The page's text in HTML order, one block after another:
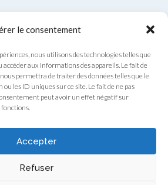
le consentement
nous utilisons des technologies telles que
accéder aux informations des appareils. Le fait de
permettra de traiter des données telles que le
les ID uniques sur ce site. Le fait de ne pas
peut avoir un effet négatif sur
Accepter
Refuser
- 13A, Boulevard Royal, L-2449 Luxembourg
- RCS F922